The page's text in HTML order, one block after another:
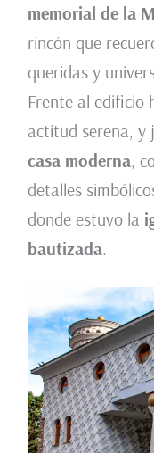
memorial de la
rincón que
queridas y
Frente al edificio
actitud serena, y
casa moderna,
detalles
donde estuvo la
bautizada.